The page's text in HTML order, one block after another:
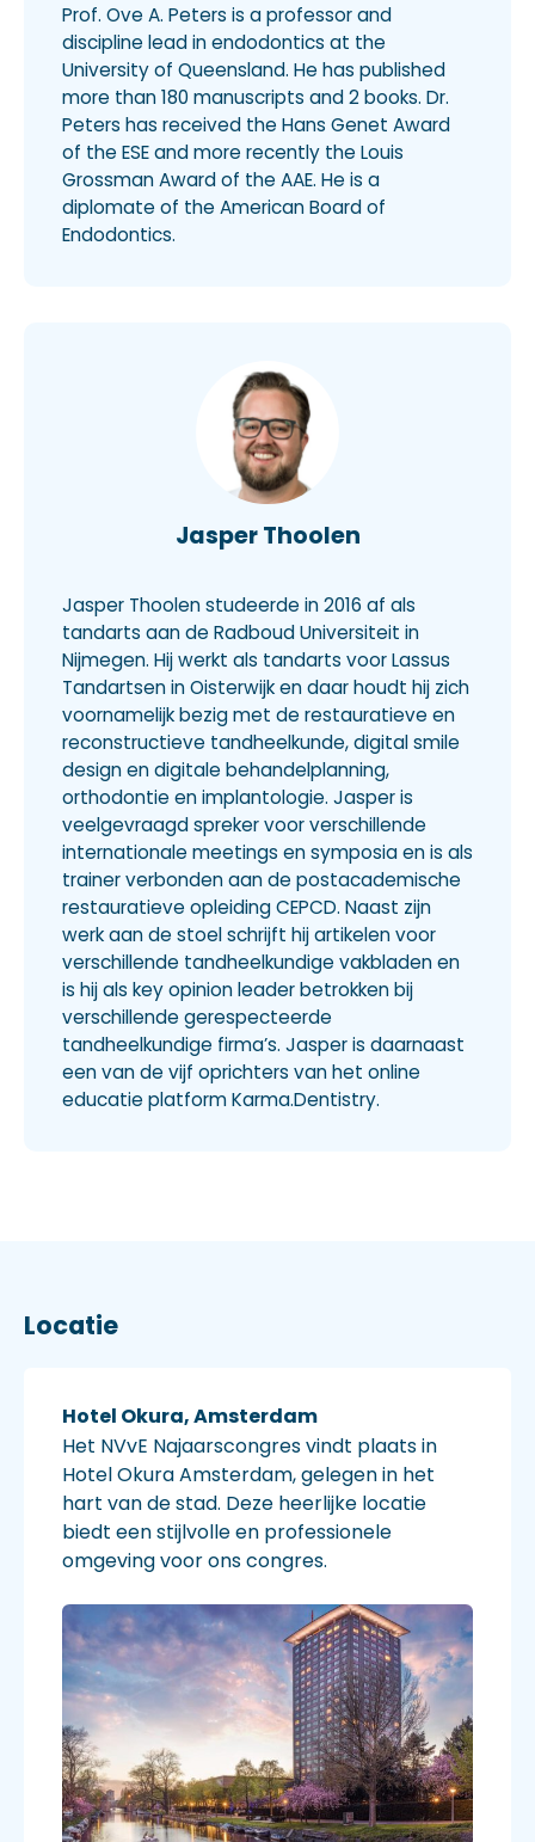
Prof. Ove A. Peters is a professor and
discipline lead in endodontics at the
University of Queensland. He has published
more than 180 manuscripts and 2 books. Dr.
Peters has received the Hans Genet Award
of the ESE and more recently the Louis
Grossman Award of the AAE. He is a
diplomate of the American Board of
Endodontics.
Jasper Thoolen
Jasper Thoolen studeerde in 2016 af als
tandarts aan de Radboud Universiteit in
Nijmegen. Hij werkt als tandarts voor Lassus
Tandartsen in Oisterwijk en daar houdt hij zich
voornamelijk bezig met de restauratieve en
reconstructieve tandheelkunde, digital smile
design en digitale behandelplanning,
orthodontie en implantologie. Jasper is
veelgevraagd spreker voor verschillende
internationale meetings en symposia en is als
trainer verbonden aan de postacademische
restauratieve opleiding CEPCD. Naast zijn
werk aan de stoel schrijft hij artikelen voor
verschillende tandheelkundige vakbladen en
is hij als key opinion leader betrokken bij
verschillende gerespecteerde
tandheelkundige firma’s. Jasper is daarnaast
een van de vijf oprichters van het online
educatie platform Karma.Dentistry.
Locatie
Hotel Okura, Amsterdam
Het NVvE Najaarscongres vindt plaats in
Hotel Okura Amsterdam, gelegen in het
hart van de stad. Deze heerlijke locatie
biedt een stijlvolle en professionele
omgeving voor ons congres.